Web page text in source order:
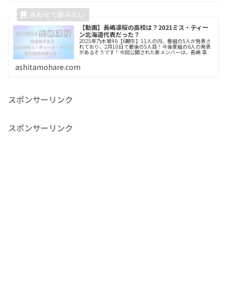
【動画】長嶋凛桜の高校は？2021ミス・ティー
ン北海道代表だった？
2025年乃木坂46【6期生】11人の内、春組の5人が発表さ
れており、2月10日で最後の5人目！今後夏組の6人の発表
があるそうです！今回公開された新メンバーは、長嶋 凛桜
さん！早速、「かわいい！」「透明感がすごい！」「齋藤
ashitamohare.com
スポンサーリンク
スポンサーリンク